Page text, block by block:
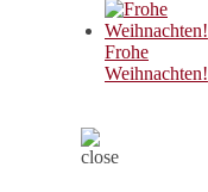
Frohe
Weihnachten!